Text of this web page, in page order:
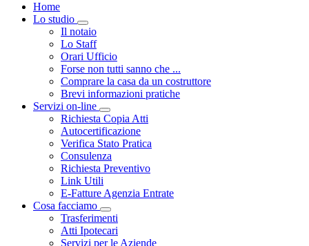
Home
Lo studio
Visualizza menù di secondo livello
Il notaio
Lo Staff
Orari Ufficio
Forse non tutti sanno che ...
Comprare la casa da un costruttore
Brevi informazioni pratiche
Servizi on-line
Visualizza menù di secondo livello
Richiesta Copia Atti
Autocertificazione
Verifica Stato Pratica
Consulenza
Richiesta Preventivo
Link Utili
E-Fatture Agenzia Entrate
Cosa facciamo
Visualizza menù di secondo livello
Trasferimenti
Atti Ipotecari
Servizi per le Aziende